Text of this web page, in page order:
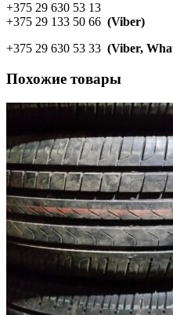
+375 29 630 53 13
+375 29 133 50 66 (Viber)
+375 29 630 53 33 (Viber,
Похожие товары